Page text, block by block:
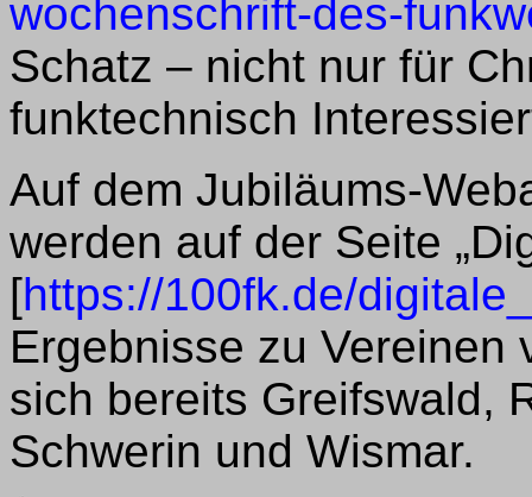
wochenschrift-des-
Schatz – nicht nur für
funktechnisch
Auf dem Jubiläums-
werden auf der Seite
[https://100fk.de/
Ergebnisse zu Vereinen
sich bereits Greifswald,
Schwerin und Wismar.